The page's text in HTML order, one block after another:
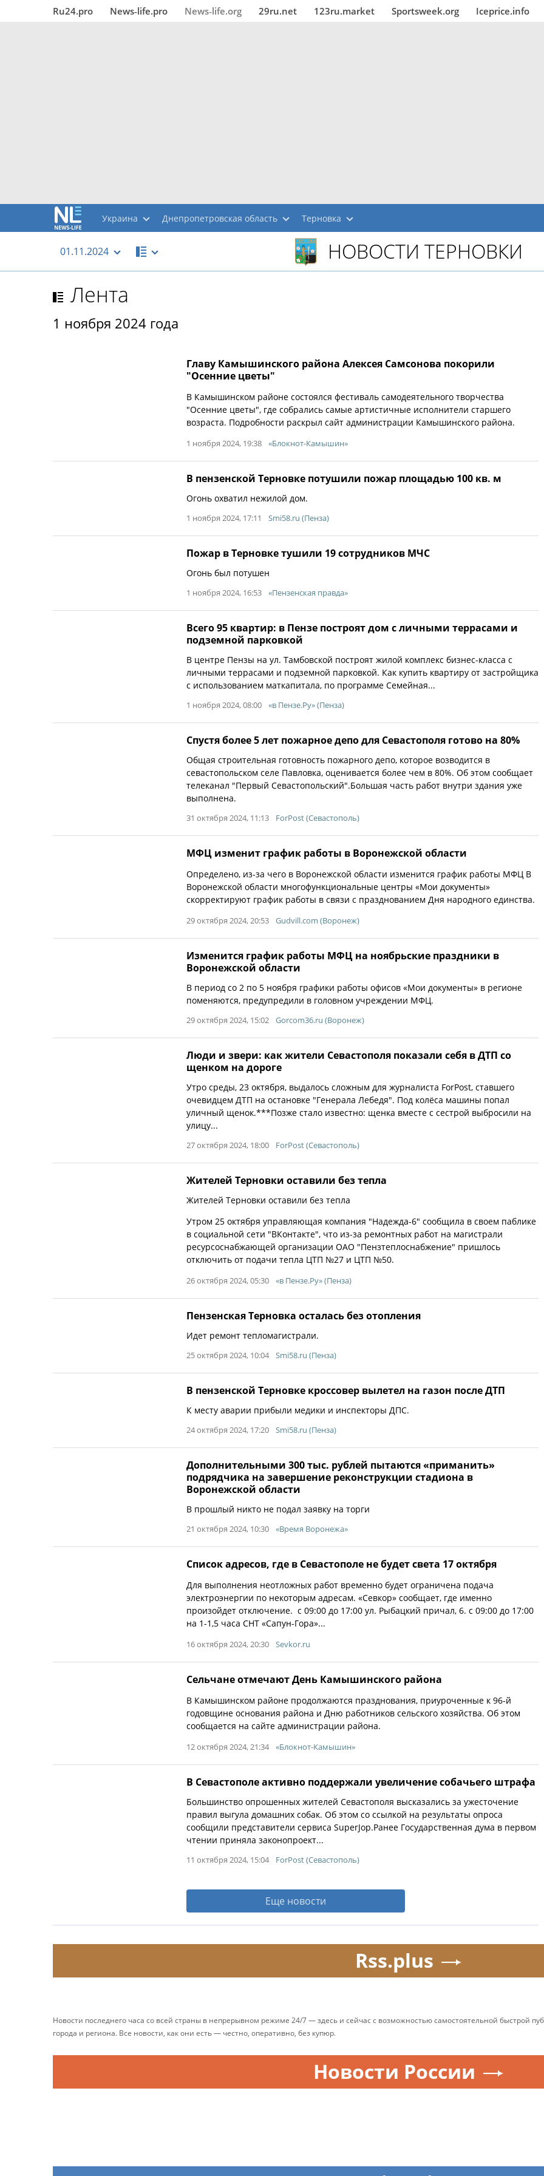
Ru24.pro News‑life.pro News‑life.org 29ru.net 123ru.market Sportsweek.org Iceprice.info
Украина Днепропетровская область Терновка
01.11.2024 НОВОСТИ ТЕРНОВКИ
Лента
1 ноября 2024 года
Главу Камышинского района Алексея Самсонова покорили
"Осенние цветы"
В Камышинском районе состоялся фестиваль самодеятельного творчества
"Осенние цветы", где собрались самые артистичные исполнители старшего
возраста. Подробности раскрыл сайт администрации Камышинского района.
1 ноября 2024, 19:38 «Блокнот-Камышин»
В пензенской Терновке потушили пожар площадью 100 кв. м
Огонь охватил нежилой дом.
1 ноября 2024, 17:11 Smi58.ru (Пенза)
Пожар в Терновке тушили 19 сотрудников МЧС
Огонь был потушен
1 ноября 2024, 16:53 «Пензенская правда»
Всего 95 квартир: в Пензе построят дом с личными террасами и
подземной парковкой
В центре Пензы на ул. Тамбовской построят жилой комплекс бизнес-класса с
личными террасами и подземной парковкой. Как купить квартиру от застройщика
с использованием маткапитала, по программе Семейная...
1 ноября 2024, 08:00 «в Пензе.Ру» (Пенза)
Спустя более 5 лет пожарное депо для Севастополя готово на 80%
Общая строительная готовность пожарного депо, которое возводится в
севастопольском селе Павловка, оценивается более чем в 80%. Об этом сообщает
телеканал "Первый Севастопольский".Большая часть работ внутри здания уже
выполнена.
31 октября 2024, 11:13 ForPost (Севастополь)
МФЦ изменит график работы в Воронежской области
Определено, из-за чего в Воронежской области изменится график работы МФЦ В
Воронежской области многофункциональные центры «Мои документы»
скорректируют график работы в связи с празднованием Дня народного единства.
29 октября 2024, 20:53 Gudvill.com (Воронеж)
Изменится график работы МФЦ на ноябрьские праздники в
Воронежской области
В период со 2 по 5 ноября графики работы офисов «Мои документы» в регионе
поменяются, предупредили в головном учреждении МФЦ.
29 октября 2024, 15:02 Gorcom36.ru (Воронеж)
Люди и звери: как жители Севастополя показали себя в ДТП со
щенком на дороге
Утро среды, 23 октября, выдалось сложным для журналиста ForPost, ставшего
очевидцем ДТП на остановке "Генерала Лебедя". Под колёса машины попал
уличный щенок.***Позже стало известно: щенка вместе с сестрой выбросили на
улицу...
27 октября 2024, 18:00 ForPost (Севастополь)
Жителей Терновки оставили без тепла
Жителей Терновки оставили без тепла
Утром 25 октября управляющая компания "Надежда-6" сообщила в своем паблике
в социальной сети "ВКонтакте", что из-за ремонтных работ на магистрали
ресурсоснабжающей организации ОАО "Пензтеплоснабжение" пришлось
отключить от подачи тепла ЦТП №27 и ЦТП №50.
26 октября 2024, 05:30 «в Пензе.Ру» (Пенза)
Пензенская Терновка осталась без отопления
Идет ремонт тепломагистрали.
25 октября 2024, 10:04 Smi58.ru (Пенза)
В пензенской Терновке кроссовер вылетел на газон после ДТП
К месту аварии прибыли медики и инспекторы ДПС.
24 октября 2024, 17:20 Smi58.ru (Пенза)
Дополнительными 300 тыс. рублей пытаются «приманить»
подрядчика на завершение реконструкции стадиона в
Воронежской области
В прошлый никто не подал заявку на торги
21 октября 2024, 10:30 «Время Воронежа»
Список адресов, где в Севастополе не будет света 17 октября
Для выполнения неотложных работ временно будет ограничена подача
электроэнергии по некоторым адресам. «Севкор» сообщает, где именно
произойдет отключение. с 09:00 до 17:00 ул. Рыбацкий причал, 6. с 09:00 до 17:00
на 1-1,5 часа СНТ «Сапун-Гора»...
16 октября 2024, 20:30 Sevkor.ru
Сельчане отмечают День Камышинского района
В Камышинском районе продолжаются празднования, приуроченные к 96-й
годовщине основания района и Дню работников сельского хозяйства. Об этом
сообщается на сайте администрации района.
12 октября 2024, 21:34 «Блокнот-Камышин»
В Севастополе активно поддержали увеличение собачьего штрафа
Большинство опрошенных жителей Севастополя высказались за ужесточение
правил выгула домашних собак. Об этом со ссылкой на результаты опроса
сообщили представители сервиса SuperJop.Ранее Государственная дума в первом
чтении приняла законопроект...
11 октября 2024, 15:04 ForPost (Севастополь)
Еще новости
Rss.plus
Новости последнего часа со всей страны в непрерывном режиме 24/7 — здесь и сейчас с возможностью самостоятельной быстрой
города и региона. Все новости, как они есть — честно, оперативно, без купюр.
Новости России